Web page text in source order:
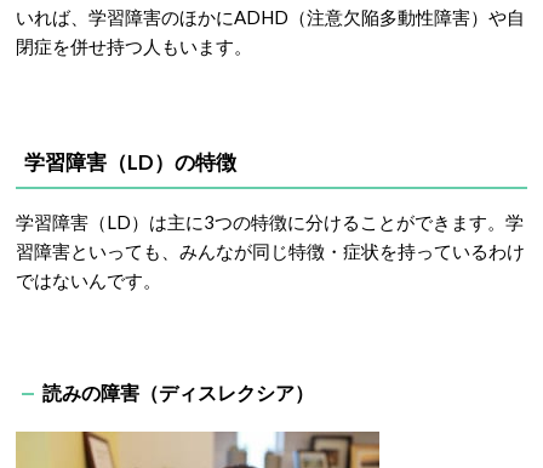
いれば、学習障害のほかにADHD（注意欠陥多動性障害）や自
閉症を併せ持つ人もいます。
学習障害（LD）の特徴
学習障害（LD）は主に3つの特徴に分けることができます。学
習障害といっても、みんなが同じ特徴・症状を持っているわけ
ではないんです。
読みの障害（ディスレクシア）